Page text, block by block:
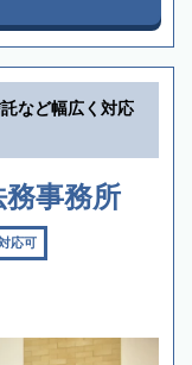
など幅広く対応
事務所
応可